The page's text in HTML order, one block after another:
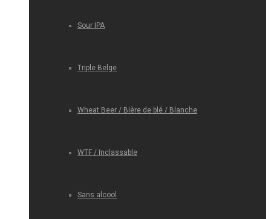
Sour IPA
Triple Belge
Wheat Beer / Bière de blé / Blanche
WTF / Inclassable
Sans alcool